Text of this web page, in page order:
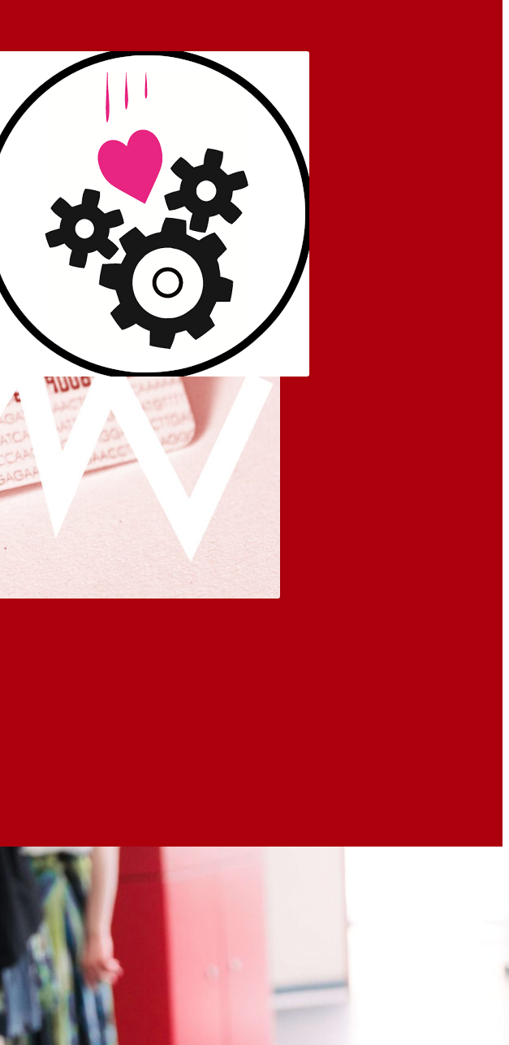
auf Sozi­al­staat, Ver­si­
Kli­ni­ken und Beschäf­
Das Bündnis Krankenhaus statt
Fabrik, zu dem auch der vdää*
gehört, kommt zu dem Schluss, dass
es sich bei dem Gesetz zur
Stabilisierung des Beitragssatzes zur
um einen der größten…